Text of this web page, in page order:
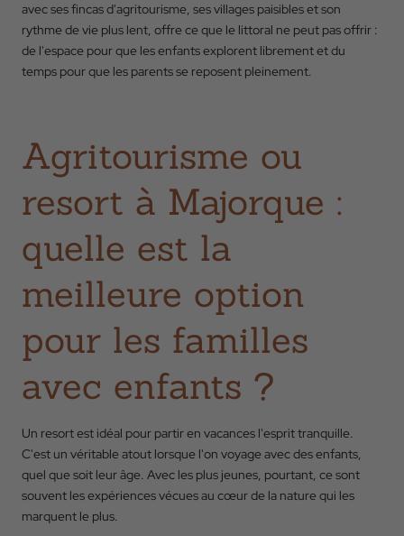
avec ses fincas d'agritourisme, ses villages paisibles et son
rythme de vie plus lent, offre ce que le littoral ne peut pas offrir :
de l'espace pour que les enfants explorent librement et du
temps pour que les parents se reposent pleinement.
Agritourisme ou
resort à Majorque :
quelle est la
meilleure option
pour les familles
avec enfants ?
Un resort est idéal pour partir en vacances l'esprit tranquille.
C'est un véritable atout lorsque l'on voyage avec des enfants,
quel que soit leur âge. Avec les plus jeunes, pourtant, ce sont
souvent les expériences vécues au cœur de la nature qui les
marquent le plus.